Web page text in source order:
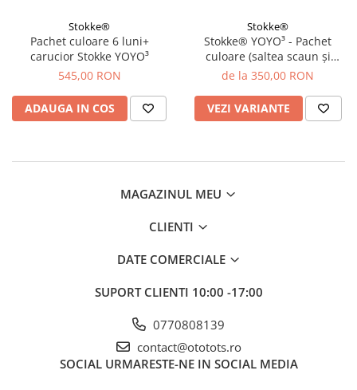
Stokke®
Pachet culoare 6 luni+
carucior Stokke YOYO³
545,00 RON
ADAUGA IN COS
Stokke®
Stokke® YOYO³ - Pachet
culoare (saltea scaun și
capotină), 6 luni+
de la 350,00 RON
VEZI VARIANTE
MAGAZINUL MEU
CLIENTI
DATE COMERCIALE
SUPORT CLIENTI 10:00 -17:00
0770808139
contact@ototots.ro
SOCIAL URMARESTE-NE IN SOCIAL MEDIA